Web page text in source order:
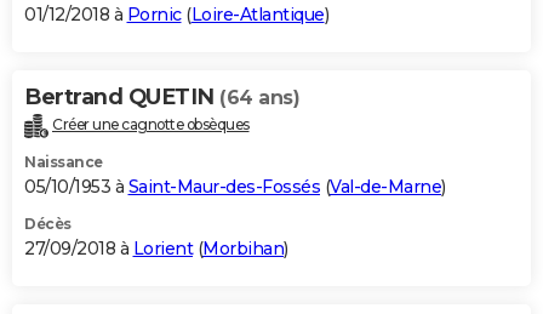
01/12/2018 à Pornic(Loire-Atlantique)
Bertrand QUETIN (64 ans)
Créer une cagnotte obsèques
Naissance
05/10/1953 à Saint-Maur-des-Fossés (Val-de-Marne)
Décès
27/09/2018 à Lorient(Morbihan)